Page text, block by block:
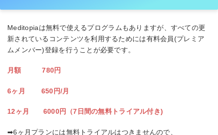
Meditopiaは無料で使えるプログラムもありますが、すべての更
新されているコンテンツを利用するためには有料会員(プレミア
ムメンバー)登録を行うことが必要です。
月額 780円
6ヶ月 650円/月
12ヶ月 6000円（7日間の無料トライアル付き)
➡︎6ヶ月プランには無料トライアルはつきませんので、